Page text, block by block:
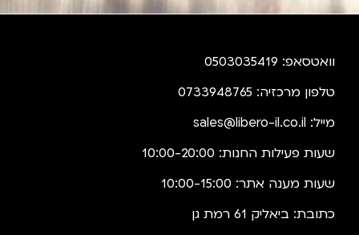
וואטסאפ: 0503035419
טלפון מרכזיה: 0733948765
מייל: sales@libero-il.co.il
שעות פעילות החנות: 10:00-20:00
שעות מענה אתר: 10:00-15:00
כתובת: ביאליק 61 רמת גן